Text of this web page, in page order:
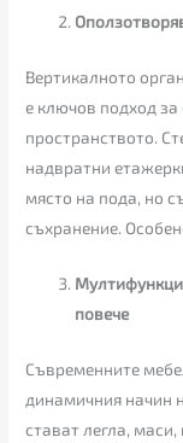
Вертикалното
е ключов подход
пространството.
надвратни
място на пода, но
съхранение.
повече
Съвременните
динамичния начин
стават легла,